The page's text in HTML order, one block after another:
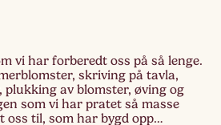
vi har forberedt oss på så lenge.
skriving på tavla,
plukking av blomster, øving og
som vi har pratet så masse
oss til, som har bygd opp